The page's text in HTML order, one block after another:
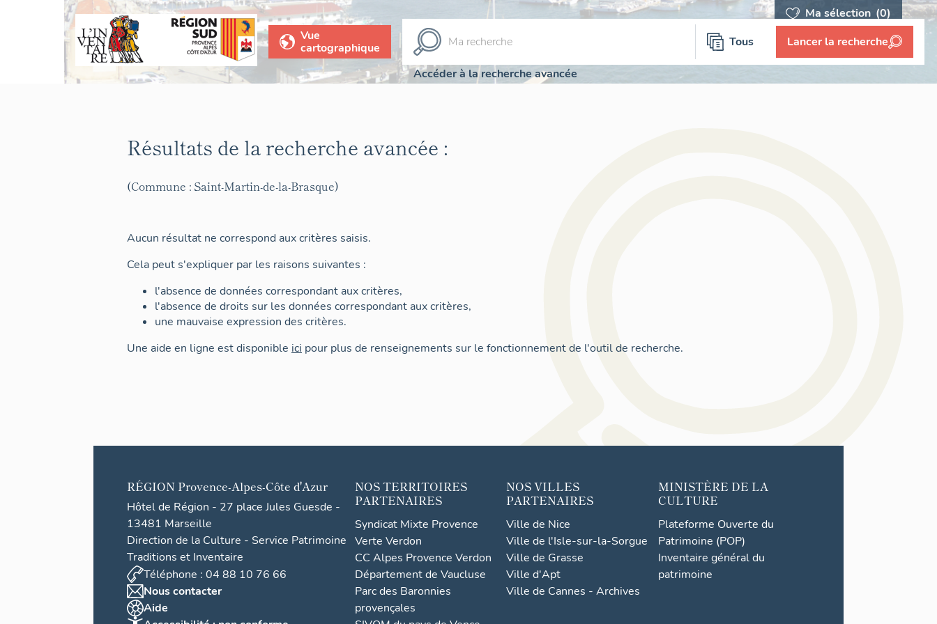
Ma sélection (0)
Vue
cartographique
Tous Lancer la recherche
Accéder à la recherche avancée
Résultats de la recherche avancée :
(Commune : Saint-Martin-de-la-Brasque)
Aucun résultat ne correspond aux critères saisis.
Cela peut s'expliquer par les raisons suivantes :
l'absence de données correspondant aux critères,
l'absence de droits sur les données correspondant aux critères,
une mauvaise expression des critères.
Une aide en ligne est disponible ici pour plus de renseignements sur le fonctionnement de l'outil de recherche.
RÉGION Provence-Alpes-Côte d'Azur
Hôtel de Région - 27 place Jules Guesde -
13481 Marseille
Direction de la Culture - Service Patrimoine
Traditions et Inventaire
Téléphone : 04 88 10 76 66
Nous contacter
Aide
NOS TERRITOIRES
PARTENAIRES
Syndicat Mixte Provence
Verte Verdon
CC Alpes Provence Verdon
Département de Vaucluse
Parc des Baronnies
provençales
NOS VILLES
PARTENAIRES
Ville de Nice
Ville de l'Isle-sur-la-Sorgue
Ville de Grasse
Ville d'Apt
Ville de Cannes - Archives
MINISTÈRE DE LA
CULTURE
Plateforme Ouverte du
Patrimoine (POP)
Inventaire général du
patrimoine